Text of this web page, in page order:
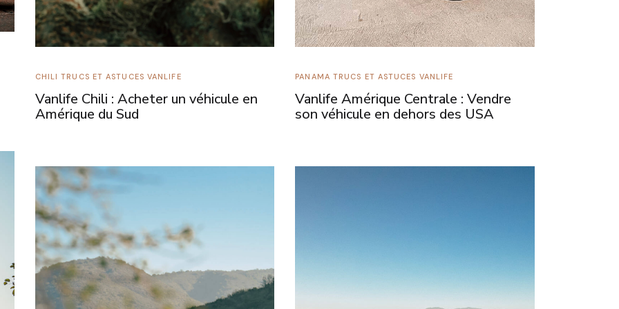
CHILITRUCS ET ASTUCES VANLIFE
Vanlife Chili : Acheter un véhicule en
Amérique du Sud
PANAMA TRUCS ET ASTUCES VANLIFE
Vanlife Amérique Centrale : Vendre
son véhicule en dehors des USA